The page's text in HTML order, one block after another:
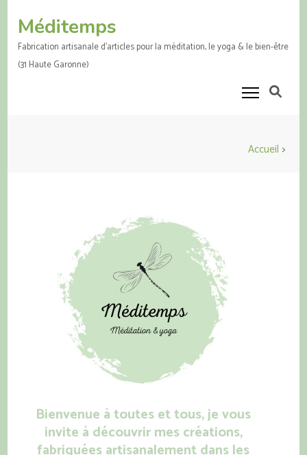
contenu
(Pressez
Méditemps
Fabrication artisanale d'articles pour la méditation, le yoga & le bien-être
(31 Haute Garonne)
Accueil >
Bienvenue à toutes et tous, je vous
invite à découvrir mes créations,